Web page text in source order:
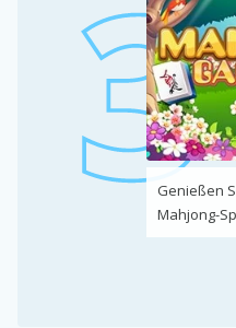
Genießen
Mahjong-